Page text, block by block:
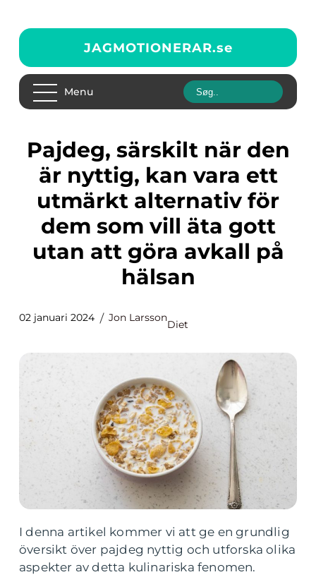
JAGMOTIONERAR.se
Menu
Pajdeg, särskilt när den
är nyttig, kan vara ett
utmärkt alternativ för
dem som vill äta gott
utan att göra avkall på
hälsan
02 januari 2024 Jon Larsson
Diet
I denna artikel kommer vi att ge en grundlig
översikt över pajdeg nyttig och utforska olika
aspekter av detta kulinariska fenomen.